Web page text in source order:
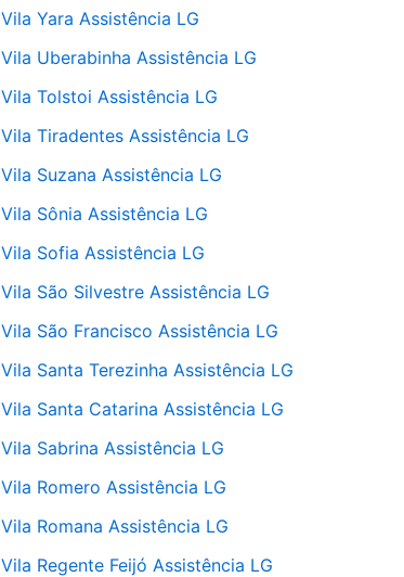
Vila Yara Assistência LG
Vila Uberabinha Assistência LG
Vila Tolstoi Assistência LG
Vila Tiradentes Assistência LG
Vila Suzana Assistência LG
Vila Sônia Assistência LG
Vila Sofia Assistência LG
Vila São Silvestre Assistência LG
Vila São Francisco Assistência LG
Vila Santa Terezinha Assistência LG
Vila Santa Catarina Assistência LG
Vila Sabrina Assistência LG
Vila Romero Assistência LG
Vila Romana Assistência LG
Vila Regente Feijó Assistência LG